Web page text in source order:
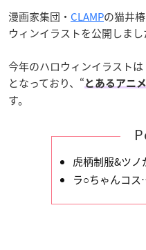
漫画家集団・ CLAMPの猫井
ウィンイラストを公開しまし
今年のハロウィンイラストは
となっており、“ とあるアニメ
す。
虎柄制服&ツノ
ラ○ちゃんコス